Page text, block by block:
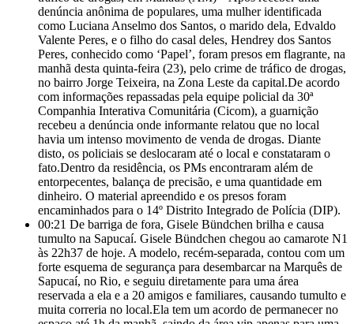
denúncia anônima de populares, uma mulher identificada
como Luciana Anselmo dos Santos, o marido dela, Edvaldo
Valente Peres, e o filho do casal deles, Hendrey dos Santos
Peres, conhecido como ‘Papel’, foram presos em flagrante, na
manhã desta quinta-feira (23), pelo crime de tráfico de drogas,
no bairro Jorge Teixeira, na Zona Leste da capital.De acordo
com informações repassadas pela equipe policial da 30ª
Companhia Interativa Comunitária (Cicom), a guarnição
recebeu a denúncia onde informante relatou que no local
havia um intenso movimento de venda de drogas. Diante
disto, os policiais se deslocaram até o local e constataram o
fato.Dentro da residência, os PMs encontraram além de
entorpecentes, balança de precisão, e uma quantidade em
dinheiro. O material apreendido e os presos foram
encaminhados para o 14º Distrito Integrado de Polícia (DIP).
00:21 De barriga de fora, Gisele Bündchen brilha e causa
tumulto na Sapucaí. Gisele Bündchen chegou ao camarote N1
às 22h37 de hoje. A modelo, recém-separada, contou com um
forte esquema de segurança para desembarcar na Marquês de
Sapucaí, no Rio, e seguiu diretamente para uma área
reservada a ela e a 20 amigos e familiares, causando tumulto e
muita correria no local.Ela tem um acordo de permanecer no